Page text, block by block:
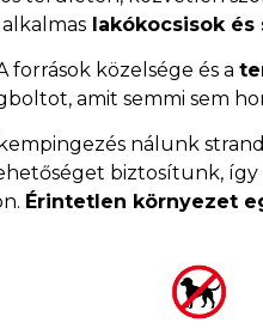
lakókocsisok és
források közelsége és a
amit semmi sem
nálunk
biztosítunk,
Érintetlen környezet